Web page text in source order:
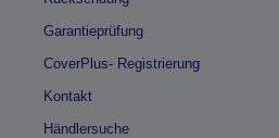
Garantieprüfung
CoverPlus- Registrierung
Kontakt
Händlersuche